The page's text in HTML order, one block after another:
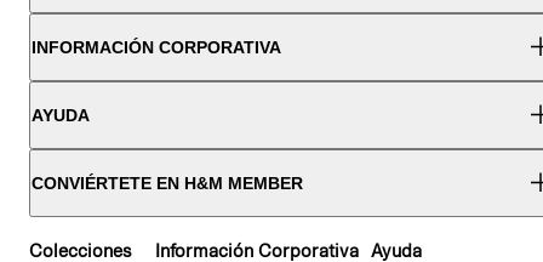
INFORMACIÓN CORPORATIVA
AYUDA
CONVIÉRTETE EN H&M MEMBER
Colecciones Información Corporativa Ayuda